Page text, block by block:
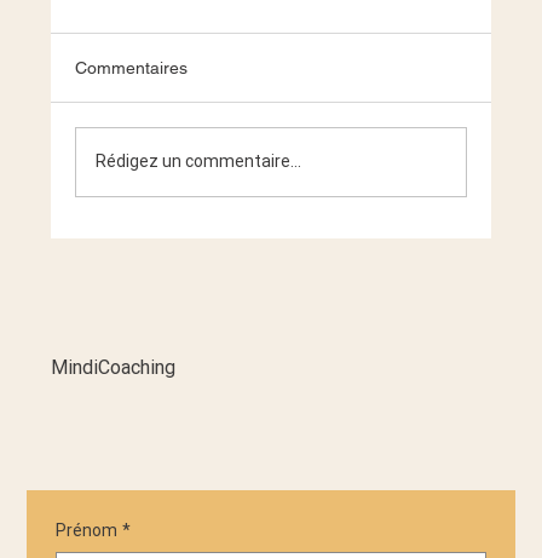
Commentaires
Rédigez un commentaire...
MindiCoaching
Prénom *